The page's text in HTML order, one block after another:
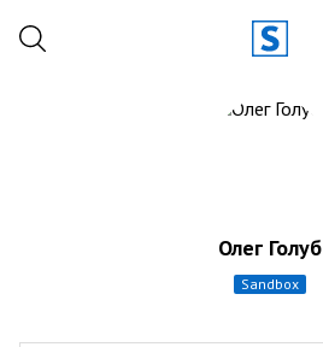
Олег Голуб
sandbox